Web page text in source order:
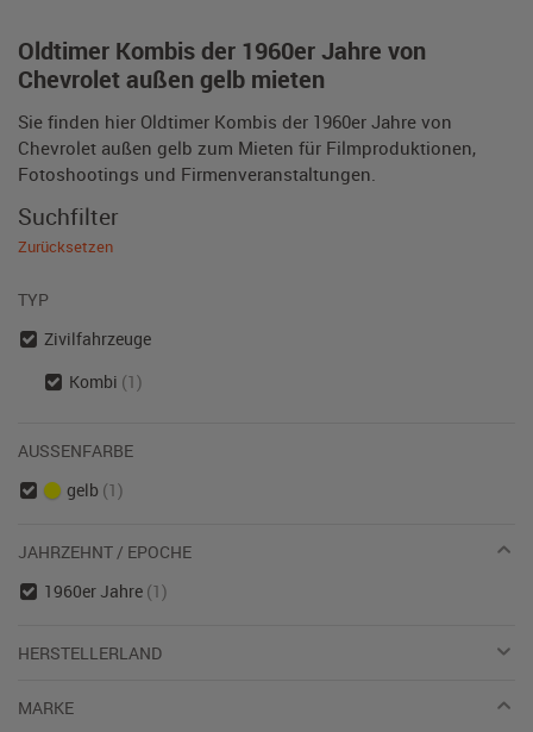
Oldtimer Kombis der 1960er Jahre von
Chevrolet außen gelb mieten
Sie finden hier Oldtimer Kombis der 1960er Jahre von
Chevrolet außen gelb zum Mieten für Filmproduktionen,
Fotoshootings und Firmenveranstaltungen.
Suchfilter
Zurücksetzen
TYP
Zivilfahrzeuge
Kombi (1)
AUSSENFARBE
gelb (1)
JAHRZEHNT / EPOCHE
1960er Jahre (1)
HERSTELLERLAND
MARKE